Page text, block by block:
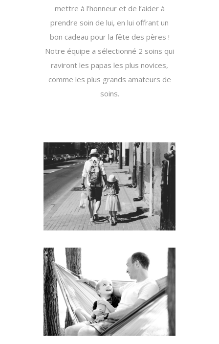
mettre à l’honneur et de l’aider à
prendre soin de lui, en lui offrant un
bon cadeau pour la fête des pères !
Notre équipe a sélectionné 2 soins qui
raviront les papas les plus novices,
comme les plus grands amateurs de
soins.